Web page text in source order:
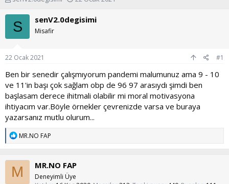
n
u
b
a
ş
a
t
a
n
ş
l
ç
t
a
r
i
h
S senV2.0degisimi
Misafir
22 Ocak 2021 #1
Ben bir senedir çalışmıyorum pandemi malumunuz ama 9 - 10
ve 11'in başı çok sağlam obp de 96 97 arasıydı şimdi ben
başlasam derece ihitmali olabilir mi moral motivasyona
ihtiyacım var.Böyle örnekler çevrenizde varsa ve buraya
yazarsanız mutlu olurum...
T
p
k
i
l
MR.NO FAP
M MR.NO FAP
Deneyimli Üye